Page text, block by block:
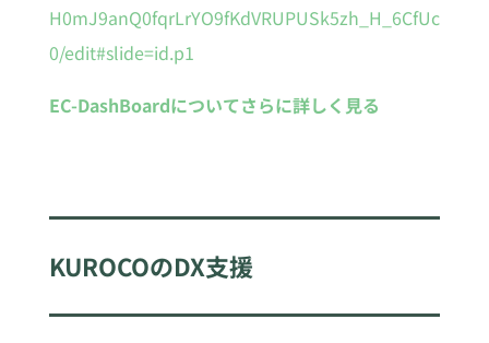
H0mJ9anQ0fqrLrYO9fKdVRUPUSk5zh_H_6CfUc
0/edit#slide=id.p1
EC-DashBoardについてさらに詳しく見る
KUROCOのDX支援